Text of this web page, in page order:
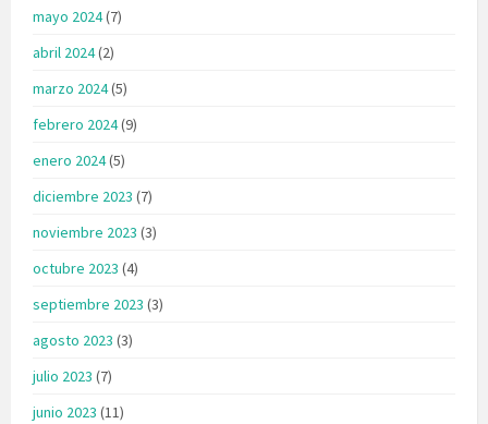
mayo 2024(7)
abril 2024(2)
marzo 2024(5)
febrero 2024(9)
enero 2024(5)
diciembre 2023 (7)
noviembre 2023 (3)
octubre 2023 (4)
septiembre 2023 (3)
agosto 2023 (3)
julio 2023 (7)
junio 2023 (11)